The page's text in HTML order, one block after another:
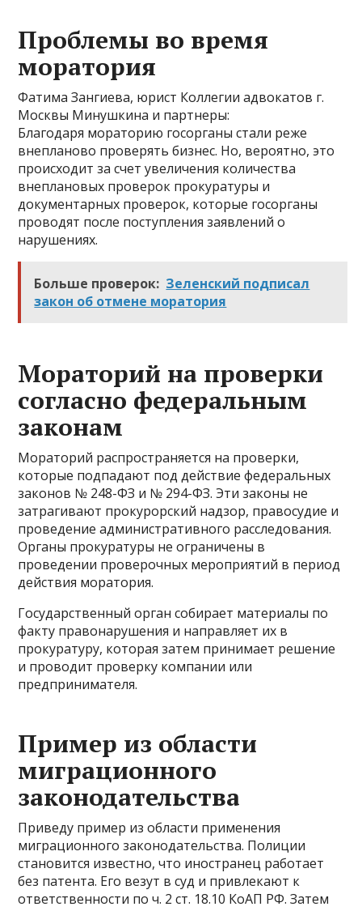
Проблемы во время
моратория
Фатима Зангиева, юрист Коллегии адвокатов г.
Москвы Минушкина и партнеры:
Благодаря мораторию госорганы стали реже
внепланово проверять бизнес. Но, вероятно, это
происходит за счет увеличения количества
внеплановых проверок прокуратуры и
документарных проверок, которые госорганы
проводят после поступления заявлений о
нарушениях.
Больше проверок: Зеленский подписал
закон об отмене моратория
Мораторий на проверки
согласно федеральным
законам
Мораторий распространяется на проверки,
которые подпадают под действие федеральных
законов № 248-ФЗ и № 294-ФЗ. Эти законы не
затрагивают прокурорский надзор, правосудие и
проведение административного расследования.
Органы прокуратуры не ограничены в
проведении проверочных мероприятий в период
действия моратория.
Государственный орган собирает материалы по
факту правонарушения и направляет их в
прокуратуру, которая затем принимает решение
и проводит проверку компании или
предпринимателя.
Пример из области
миграционного
законодательства
Приведу пример из области применения
миграционного законодательства. Полиции
становится известно, что иностранец работает
без патента. Его везут в суд и привлекают к
ответственности по ч. 2 ст. 18.10 КоАП РФ. Затем